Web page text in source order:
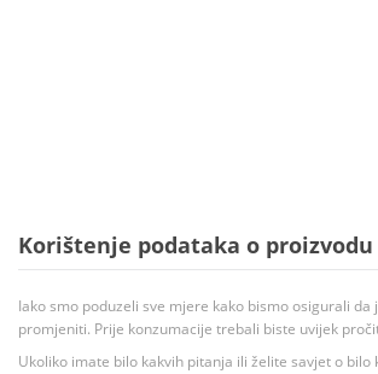
Korištenje podataka o proizvodu
Iako smo poduzeli sve mjere kako bismo osigurali
promjeniti. Prije konzumacije trebali biste uvijek
Ukoliko imate bilo kakvih pitanja ili želite savjet o